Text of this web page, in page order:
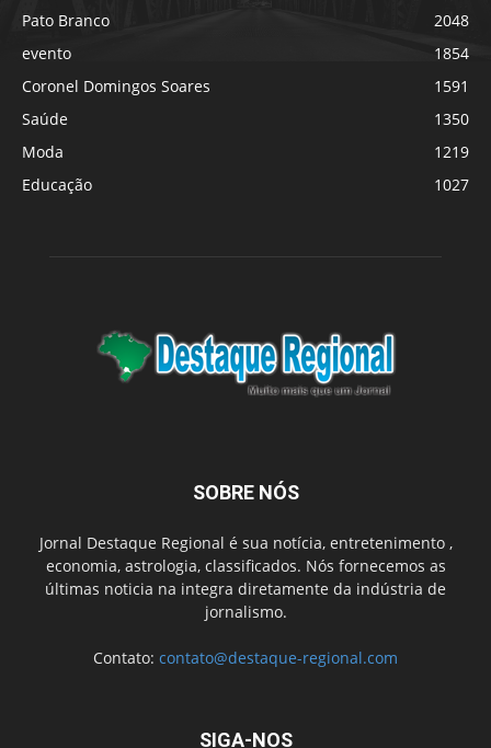
Pato Branco
2048
evento
1854
Coronel Domingos Soares
1591
Saúde
1350
Moda
1219
Educação
1027
SOBRE NÓS
Jornal Destaque Regional é sua notícia, entretenimento ,
economia, astrologia, classificados. Nós fornecemos as
últimas noticia na integra diretamente da indústria de
jornalismo.
Contato: contato@destaque-regional.com
SIGA-NOS